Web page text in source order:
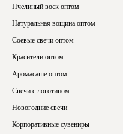
Пчелиный воск оптом
Натуральная вощина оптом
Соевые свечи оптом
Красители оптом
Аромасаше оптом
Свечи с логотипом
Новогодние свечи
Корпоративные сувениры